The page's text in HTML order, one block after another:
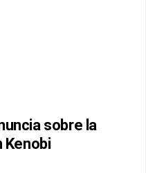
sobre la
Kenobi